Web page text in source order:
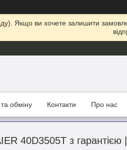
Якщо ви хочете залишити
обміну Контакти Про нас
40D3505T з